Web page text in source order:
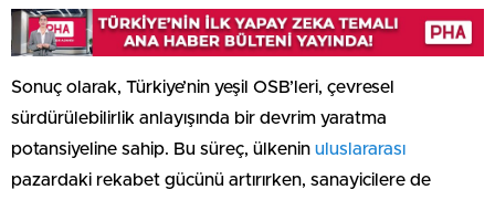
Sonuç olarak, Türkiye’nin yeşil OSB’leri, çevresel
sürdürülebilirlik anlayışında bir devrim yaratma
potansiyeline sahip. Bu süreç, ülkenin uluslararası
pazardaki rekabet gücünü artırırken, sanayicilere de